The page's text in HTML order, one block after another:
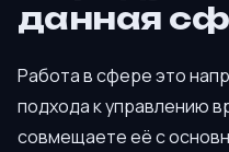
данная
Работа в сфере это
подхода к управлению
совмещаете её с